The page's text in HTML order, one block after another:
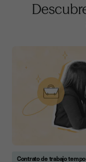
Contrato de trabajo